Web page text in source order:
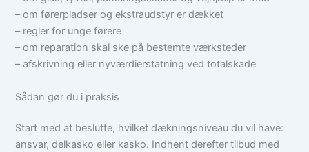
– om førerpladser og ekstraudstyr er dækket
– regler for unge førere
– om reparation skal ske på bestemte værksteder
– afskrivning eller nyværdierstatning ved totalskade
Sådan gør du i praksis
Start med at beslutte, hvilket dækningsniveau du vil have:
ansvar, delkasko eller kasko. Indhent derefter tilbud med